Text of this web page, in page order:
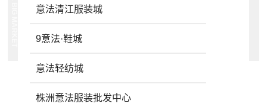
意法清江服装城
9意法·鞋城
意法轻纺城
株洲意法服装批发中心